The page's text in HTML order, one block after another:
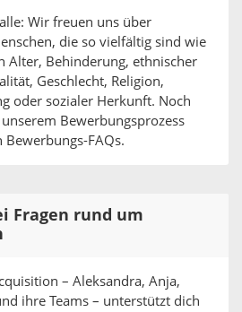
Wir freuen uns über
die so vielfältig sind wie
Alter, Behinderung, ethnischer
Geschlecht, Religion,
oder sozialer Herkunft. Noch
Bewerbungsprozess
FAQs.
Fragen rund um
– Aleksandra, Anja,
ihre Teams – unterstützt dich